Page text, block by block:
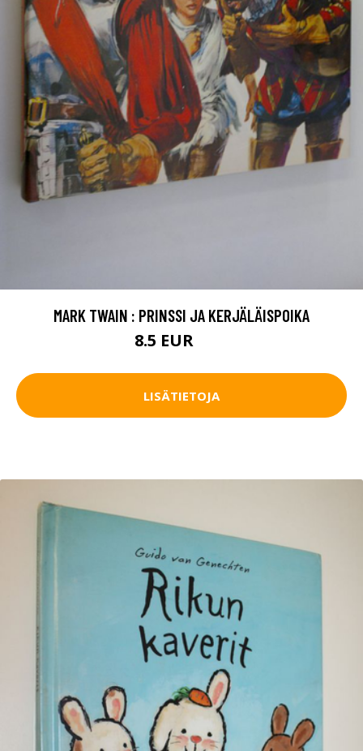
MARK TWAIN : PRINSSI JA KERJÄLÄISPOIKA
8.5 EUR
LISÄTIETOJA